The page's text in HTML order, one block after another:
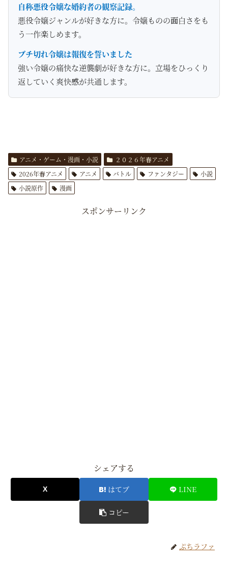
自称悪役令嬢な婚約者の観察記録。
悪役令嬢ジャンルが好きな方に。令嬢ものの面白さをも
う一作楽しめます。
ブチ切れ令嬢は報復を誓いました
強い令嬢の痛快な逆襲劇が好きな方に。立場をひっくり
返していく爽快感が共通します。
アニメ・ゲーム・漫画・小説
２０２６年春アニメ
2026年春アニメ
アニメ バトル ファンタジー
小説
小説原作
漫画
スポンサーリンク
シェアする
はてブ LINE
コピー
ぷちラファ